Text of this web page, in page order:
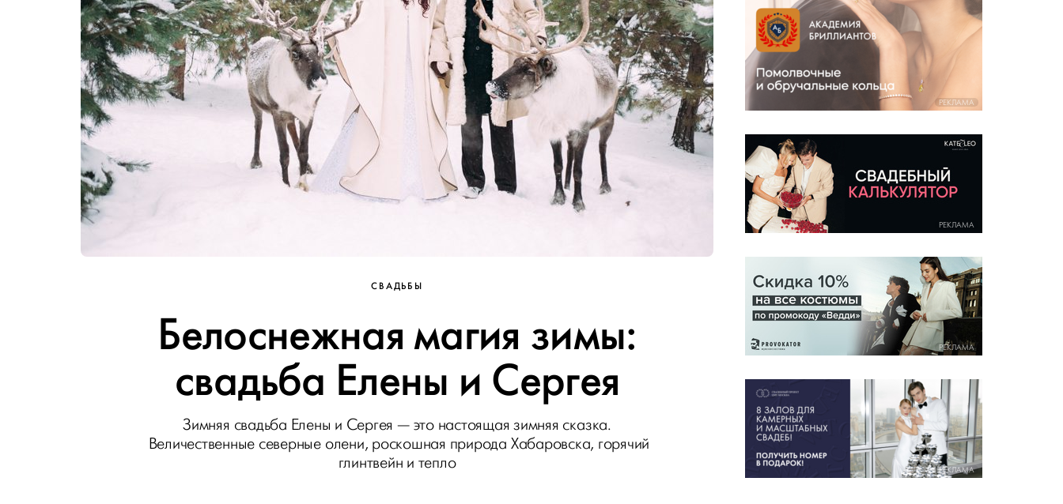
СВАДЬБЫ
Белоснежная магия зимы:
свадьба Елены и Сергея
Зимняя свадьба Елены и Сергея — это настоящая зимняя сказка.
Величественные северные олени, роскошная природа Хабаровска, горячий
глинтвейн и тепло
РЕКЛАМА
РЕКЛАМА
РЕКЛАМА
РЕКЛАМА